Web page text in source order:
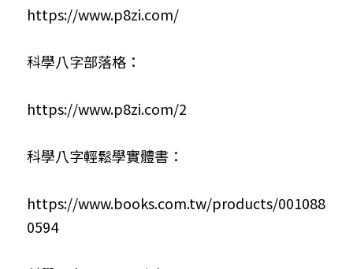
https://www.p8zi.com/
科學八字部落格：
https://www.p8zi.com/2
科學八字輕鬆學實體書：
https://www.books.com.tw/products/001088
0594